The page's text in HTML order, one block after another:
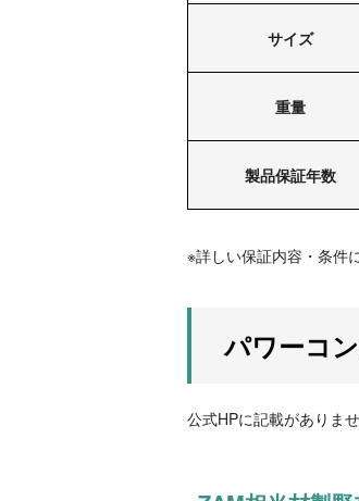
サイズ
重量
製品保証年数
※詳しい保証内容・条件
パワーコ
公式HPに記載がありませ